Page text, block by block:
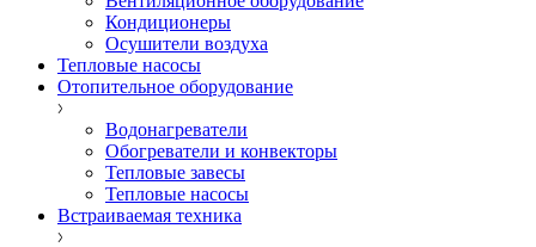
Кондиционеры
Осушители воздуха
Тепловые насосы
Отопительное оборудование
Водонагреватели
Обогреватели и конвекторы
Тепловые завесы
Тепловые насосы
Встраиваемая техника